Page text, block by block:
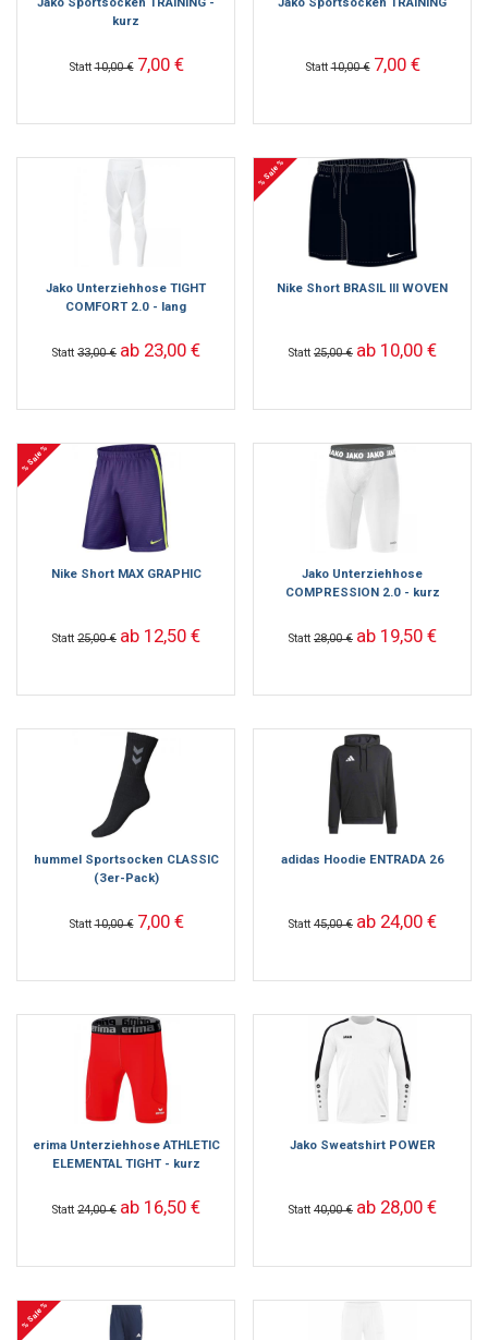
kurz
Statt10,00 € 7,00 € Statt10,00 € 7,00 €
Jako Unterziehhose TIGHT
COMFORT 2.0 - lang
Statt 33,00 € ab 23,00 €
% Sale %
Nike Short BRASIL III WOVEN
Statt 25,00 € ab 10,00 €
% Sale %
Nike Short MAX GRAPHIC
Statt 25,00 € ab 12,50 €
Jako Unterziehhose
COMPRESSION 2.0 - kurz
Statt 28,00 € ab 19,50 €
hummel Sportsocken CLASSIC
(3er-Pack)
Statt10,00 € 7,00 €
adidas Hoodie ENTRADA 26
Statt 45,00 € ab 24,00 €
erima Unterziehhose ATHLETIC
ELEMENTAL TIGHT - kurz
Statt 24,00 € ab 16,50 €
Jako Sweatshirt POWER
Statt 40,00 € ab 28,00 €
% Sale %